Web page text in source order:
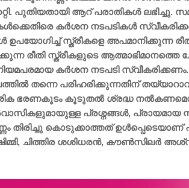
പുതിയതായി ആറ് പരാതികൾ ലഭിച്ചു.
കർശന നടപടികൾ
സ്ത്രീകളെ അപമാനിക്കുന്ന
രീതി സ്ത്രീകളുടെ
കർശന നടപടി
തന്നെ പരിഹരിക്കുന്നതിന്
ഭരണകൂടം കൂടുതൽ ശ്രദ്ധ
പ്രശ്നങ്ങൾ, പ്രായമായ
തിരിച്ചു കൊടുക്കാത്തത് ഉൾപ്പെടെയാണ്
ചിത്തിര ശശിധരൻ, കൗൺസിലർ